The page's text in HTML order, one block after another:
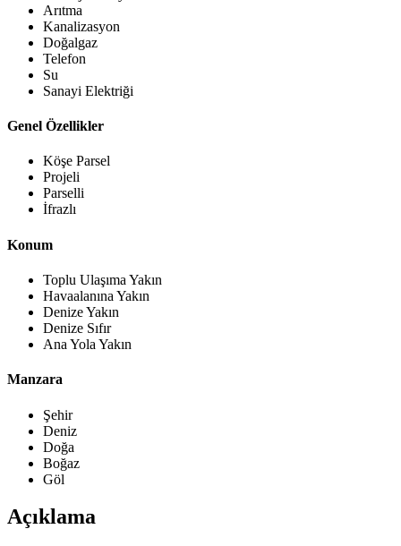
Arıtma
Kanalizasyon
Doğalgaz
Telefon
Su
Sanayi Elektriği
Genel Özellikler
Köşe Parsel
Projeli
Parselli
İfrazlı
Konum
Toplu Ulaşıma Yakın
Havaalanına Yakın
Denize Yakın
Denize Sıfır
Ana Yola Yakın
Manzara
Şehir
Deniz
Doğa
Boğaz
Göl
Açıklama